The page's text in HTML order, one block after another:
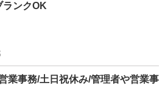
ランクOK
業事務/土日祝休み/管理者や営業事